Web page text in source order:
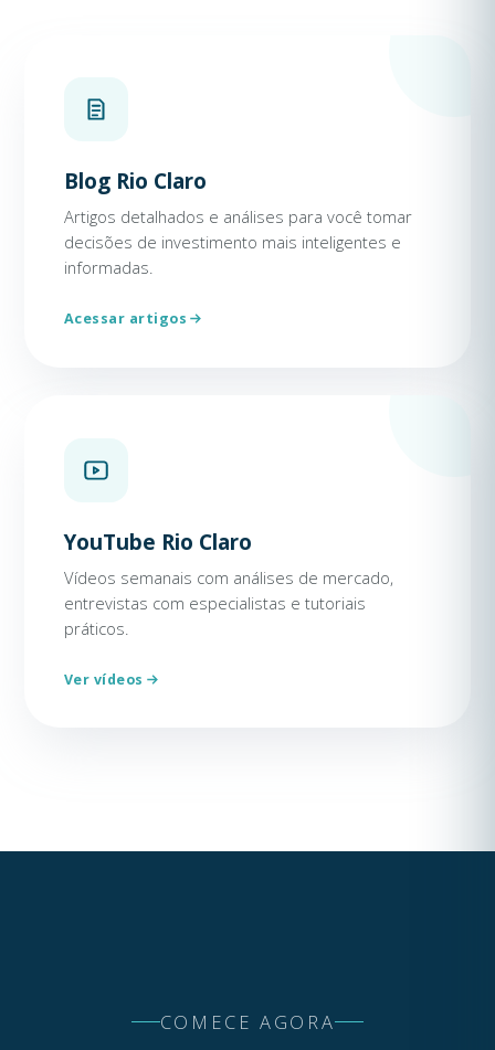
Blog Rio Claro
Artigos detalhados e análises para você tomar
decisões de investimento mais inteligentes e
informadas.
Acessar artigos
YouTube Rio Claro
Vídeos semanais com análises de mercado,
entrevistas com especialistas e tutoriais
práticos.
Ver vídeos
COMECE AGORA